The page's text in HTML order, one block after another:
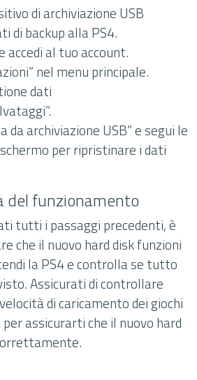
di archiviazione USB
di backup alla PS4.
accedi al tuo account.
nel menu principale.
dati
da archiviazione USB” e segui le
per ripristinare i dati
del funzionamento
tutti i passaggi precedenti, è
che il nuovo hard disk funzioni
la PS4 e controlla se tutto
Assicurati di controllare
di caricamento dei giochi
assicurarti che il nuovo hard